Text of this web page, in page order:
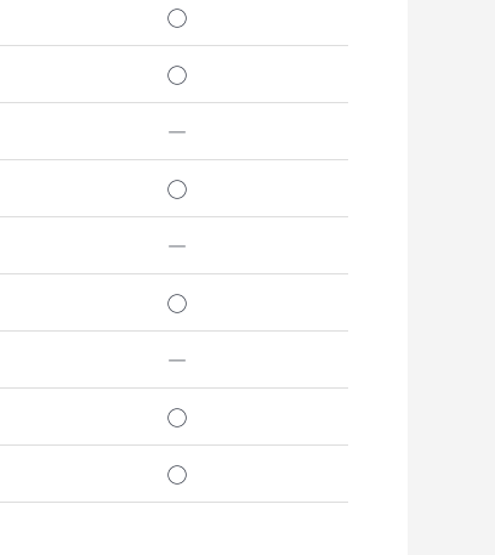
◯
◯
―
◯
―
◯
―
◯
◯